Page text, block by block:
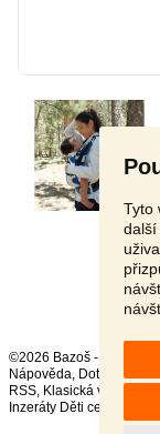
Tyto
další
©2026 Bazoš -
Nápověda, Dotazy ,
RSS,
Inzeráty Děti celkem: